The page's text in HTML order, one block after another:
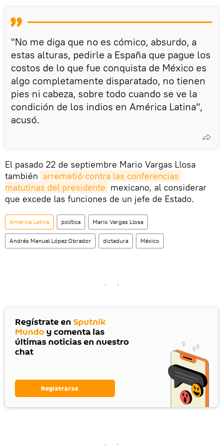
"No me diga que no es cómico, absurdo, a
estas alturas, pedirle a España que pague los
costos de lo que fue conquista de México es
algo completamente disparatado, no tienen
pies ni cabeza, sobre todo cuando se ve la
condición de los indios en América Latina",
acusó.
El pasado 22 de septiembre Mario Vargas Llosa
también arremetió contra las conferencias
matutinas del presidente mexicano, al considerar
que excede las funciones de un jefe de Estado.
América Latina política Mario Vargas Llosa
Andrés Manuel López Obrador dictadura México
Regístrate en Sputnik
Mundo y comenta las
últimas noticias en nuestro
chat
Registrarse